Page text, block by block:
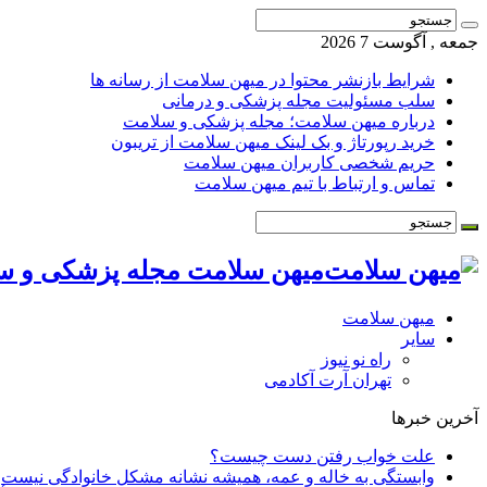
جمعه , آگوست 7 2026
شرایط بازنشر محتوا در میهن سلامت از رسانه ها
سلب مسئولیت مجله پزشکی و درمانی
درباره میهن سلامت؛ مجله پزشکی و سلامت
خرید رپورتاژ و بک لینک میهن سلامت از تریبون
حریم شخصی کاربران میهن سلامت
تماس و ارتباط با تیم میهن سلامت
میهن سلامت مجله پزشکی و
میهن سلامت
سایر
راه نو نیوز
تهران آرت آکادمی
آخرین خبرها
علت خواب رفتن دست چیست؟
وابستگی به خاله و عمه، همیشه نشانه مشکل خانوادگی نیست